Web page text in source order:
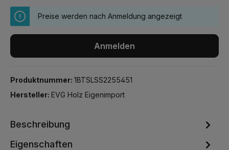
Preise werden nach Anmeldung angezeigt
Anmelden
Produktnummer: 1BTSLSS2255451
Hersteller: EVG Holz Eigenimport
Beschreibung
Eigenschaften